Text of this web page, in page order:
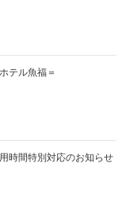
テル魚福＝
時間特別対応のお知らせ